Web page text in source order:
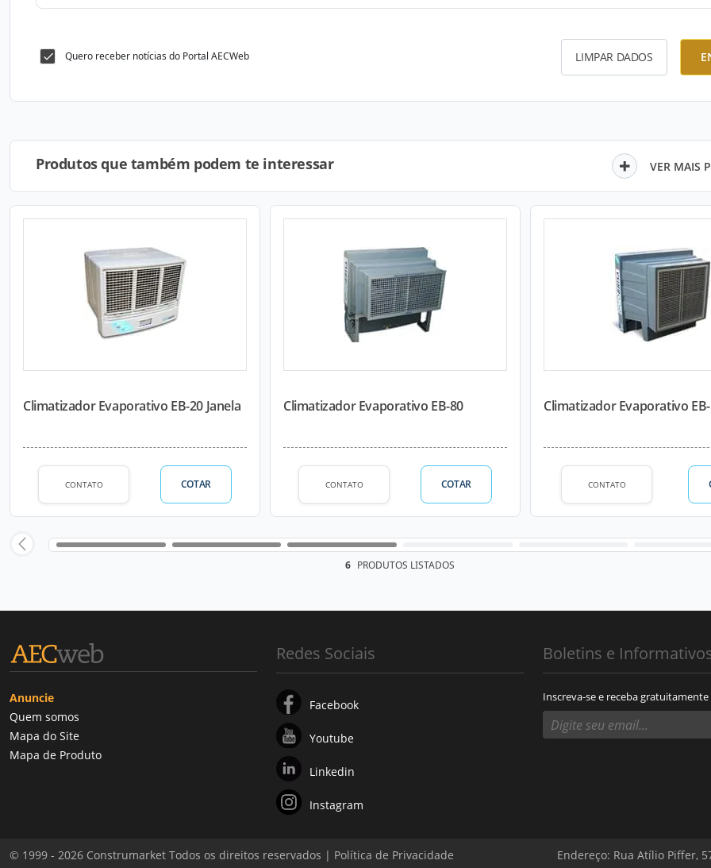
Quero receber notícias do Portal AECWeb LIMPAR DADOS
Produtos que também podem te interessar VER MAIS
Climatizador Evaporativo EB-20 Janela
CONTATO COTAR
Climatizador Evaporativo EB-80
CONTATO COTAR
Climatizador Evaporativo
CONTATO
6 PRODUTOS LISTADOS
Anuncie
Quem somos
Mapa do Site
Mapa de Produto
Redes Sociais
Facebook
Youtube
Linkedin
Instagram
Boletins e
Inscreva-se e receba gratuitamente
© 1999 - 2026 Construmarket Todos os direitos reservados | Política de Privacidade Endereço: Rua Atílio Piffer,